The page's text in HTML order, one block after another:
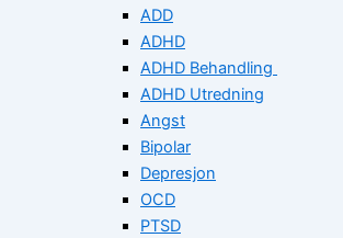
ADD
ADHD
ADHD Behandling
ADHD Utredning
Angst
Bipolar
Depresjon
OCD
PTSD